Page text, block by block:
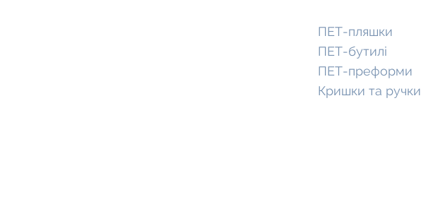
ПЕТ-пляшки
ПЕТ-бутилі
ПЕТ-преформи
Кришки та ручки